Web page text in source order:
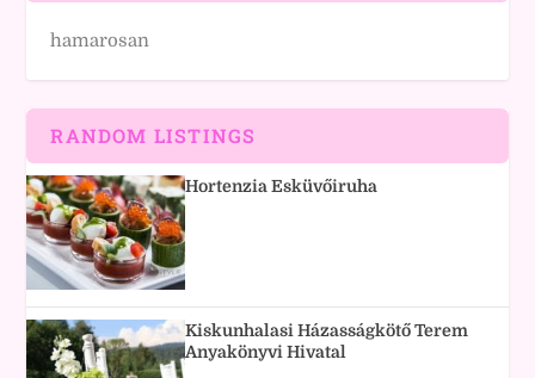
hamarosan
RANDOM LISTINGS
Hortenzia Esküvőiruha
Kiskunhalasi Házasságkötő Terem
Anyakönyvi Hivatal